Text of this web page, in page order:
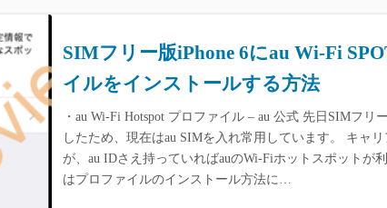
SIMフリー版iPhone 6にau Wi-Fi
イルをインストールする方法
・au Wi-Fi Hotspot プロファイル – au 公式 先日SIMフリ
したため、現在はau SIMを入れ常用しています。 キャ
が、au IDさえ持っていればauのWi-Fiホットスポットが
はプロファイルのインストール方法に…